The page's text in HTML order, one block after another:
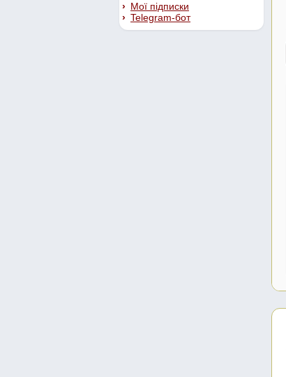
Мої підписки
Telegram-бот